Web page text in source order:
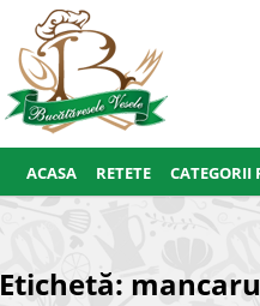
ACASA RETETE CATEGORII
Etichetă: